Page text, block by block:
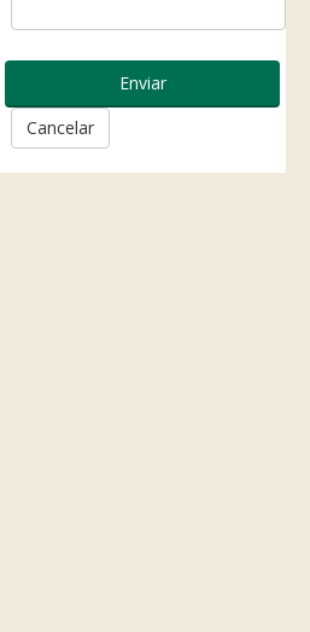
Enviar
Cancelar